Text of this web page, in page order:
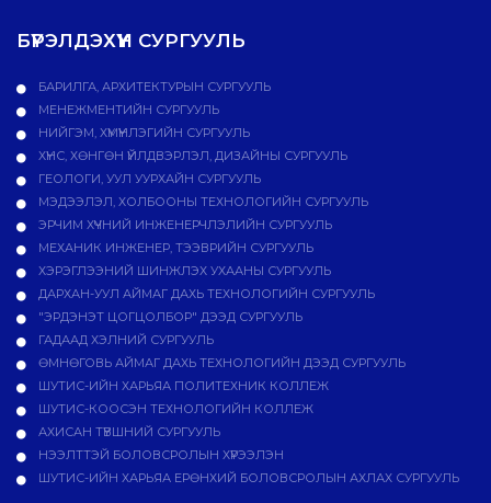
БҮРЭЛДЭХҮҮН СУРГУУЛЬ
БАРИЛГА, АРХИТЕКТУРЫН СУРГУУЛЬ
МЕНЕЖМЕНТИЙН СУРГУУЛЬ
НИЙГЭМ, ХҮМҮҮНЛЭГИЙН СУРГУУЛЬ
ХҮНС, ХӨНГӨН ҮЙЛДВЭРЛЭЛ, ДИЗАЙНЫ СУРГУУЛЬ
ГЕОЛОГИ, УУЛ УУРХАЙН СУРГУУЛЬ
МЭДЭЭЛЭЛ, ХОЛБООНЫ ТЕХНОЛОГИЙН СУРГУУЛЬ
ЭРЧИМ ХҮЧНИЙ ИНЖЕНЕРЧЛЭЛИЙН СУРГУУЛЬ
МЕХАНИК ИНЖЕНЕР, ТЭЭВРИЙН СУРГУУЛЬ
ХЭРЭГЛЭЭНИЙ ШИНЖЛЭХ УХААНЫ СУРГУУЛЬ
ДАРХАН-УУЛ АЙМАГ ДАХЬ ТЕХНОЛОГИЙН СУРГУУЛЬ
"ЭРДЭНЭТ ЦОГЦОЛБОР" ДЭЭД СУРГУУЛЬ
ГАДААД ХЭЛНИЙ СУРГУУЛЬ
ӨМНӨГОВЬ АЙМАГ ДАХЬ ТЕХНОЛОГИЙН ДЭЭД СУРГУУЛЬ
ШУТИС-ИЙН ХАРЬЯА ПОЛИТЕХНИК КОЛЛЕЖ
ШУТИС-КООСЭН ТЕХНОЛОГИЙН КОЛЛЕЖ
АХИСАН ТҮВШНИЙ СУРГУУЛЬ
НЭЭЛТТЭЙ БОЛОВСРОЛЫН ХҮРЭЭЛЭН
ШУТИС-ИЙН ХАРЬЯА ЕРӨНХИЙ БОЛОВСРОЛЫН АХЛАХ СУРГУУЛЬ